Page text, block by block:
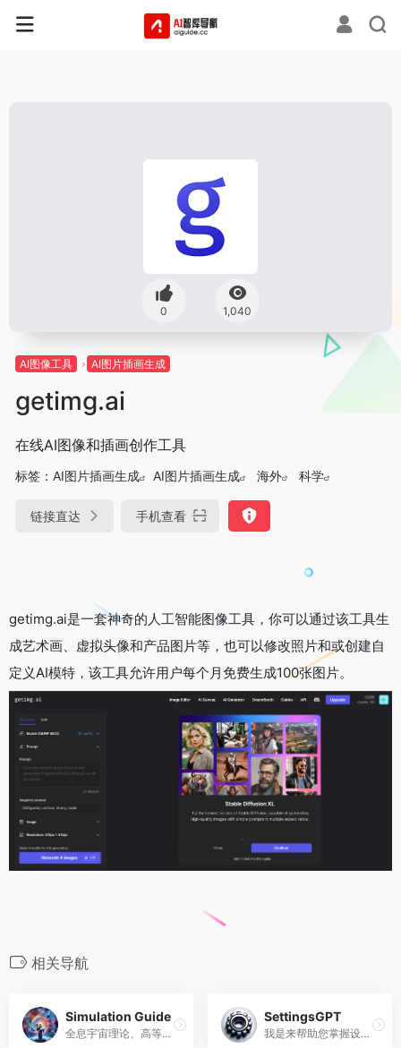
0 1,040
AI图像工具 AI图片插画生成
getimg.ai
在线AI图像和插画创作工具
标签： AI图片插画生成 AI图片插画生成 海外 科学
链接直达 手机查看
getimg.ai是一套神奇的人工智能图像工具，你可以通过该工具生
成艺术画、虚拟头像和产品图片等，也可以修改照片和或创建自
定义AI模特，该工具允许用户每个月免费生成100张图片。
相关导航
Simulation Guide
全息宇宙理论、高等数学、神学、物理学和边缘科学专家。
SettingsGPT
我是来帮助您掌握设备设置的！向我询问从电话配置到计算机故障排除的任何问题。示例：“如何更改手机的语言设置？”